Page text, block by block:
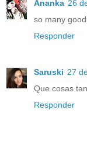
Ananka 26
so many
Responder
Saruski 27
Que cosas
Responder